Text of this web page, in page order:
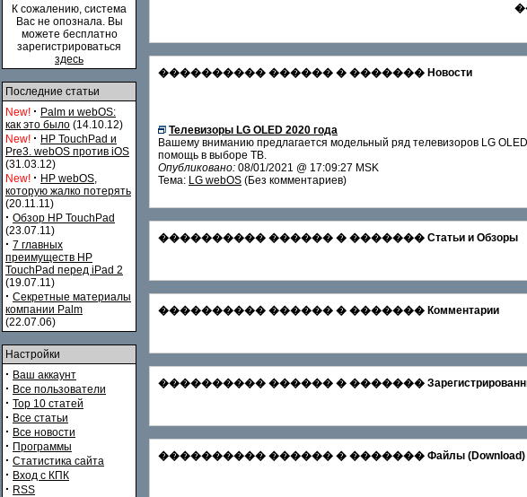
К сожалению, система
Вас не опознала. Вы
можете бесплатно
зарегистрироваться
здесь
Последние статьи
New! · Palm и webOS:
как это было (14.10.12)
New! · HP TouchPad и
Pre3. webOS против iOS
(31.03.12)
New! · HP webOS,
которую жалко потерять
(20.11.11)
· Обзор HP TouchPad
(23.07.11)
· 7 главных
преимуществ HP
TouchPad перед iPad 2
(19.07.11)
· Секретные материалы
компании Palm
(22.07.06)
Настройки
· Ваш аккаунт
· Все пользователи
· Top 10 статей
· Все статьи
· Все новости
· Программы
· Статистика сайта
· Вход с КПК
· RSS
���������� ������ � ������� Новости
Телевизоры LG OLED 2020 года
Вашему вниманию предлагается модельный ряд телевизоров LG
помощь в выборе ТВ.
Опубликовано: 08/01/2021 @ 17:09:27 MSK
Тема: LG webOS (Без комментариев)
���������� ������ � ������� Статьи и Обзоры
���������� ������ � ������� Комментарии
���������� ������ � ������� Зарегистрированных
���������� ������ � ������� Файлы (Download)